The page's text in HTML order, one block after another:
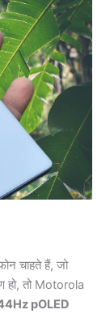
चाहते हैं, जो
हो, तो Motorola
pOLED